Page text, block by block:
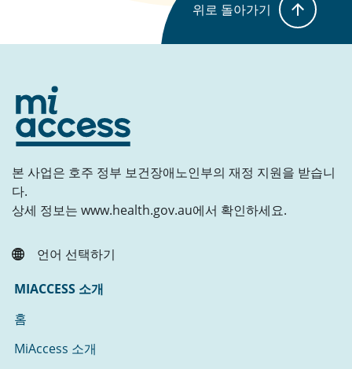
위로 돌아가기
본 사업은 호주 정부 보건장애노인부의 재정 지원을 받습니
다.
상세 정보는 www.health.gov.au에서 확인하세요.
언어 선택하기
MIACCESS 소개
홈
MiAccess 소개